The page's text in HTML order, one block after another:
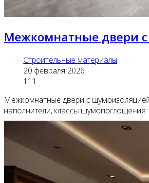
Межкомнатные двери
Строительные материалы
20 февраля 2026
111
Межкомнатные двери с
наполнители, классы шумопоглощения